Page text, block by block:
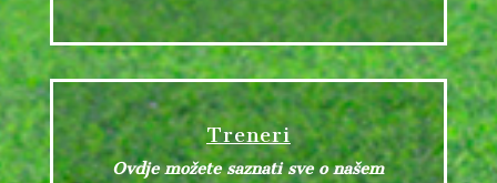
Treneri
Ovdje možete saznati sve o našem